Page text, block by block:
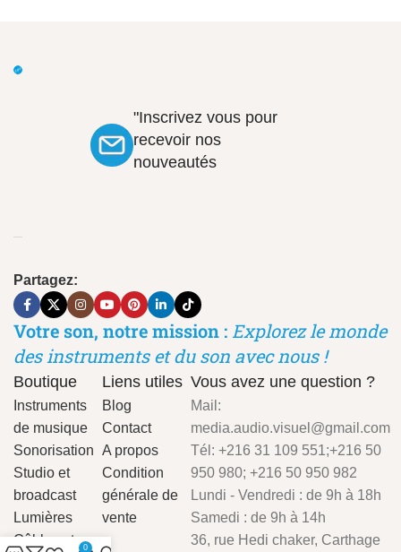
"Inscrivez vous pour
recevoir nos
nouveautés
Partagez:
Votre son, notre mission : Explorez le monde
des instruments et du son avec nous !
Boutique
Instruments
de musique
Sonorisation
Studio et
broadcast
Lumières
Câbles et
Liens utiles
Blog
Contact
A propos
Condition
générale de
vente
Vous avez une question ?
Mail:
media.audio.visuel@gmail.com
Tél: +216 31 109 551;+216 50
950 980; +216 50 950 982
Lundi - Vendredi : de 9h à 18h
Samedi : de 9h à 14h
36, rue Hedi chaker, Carthage
0